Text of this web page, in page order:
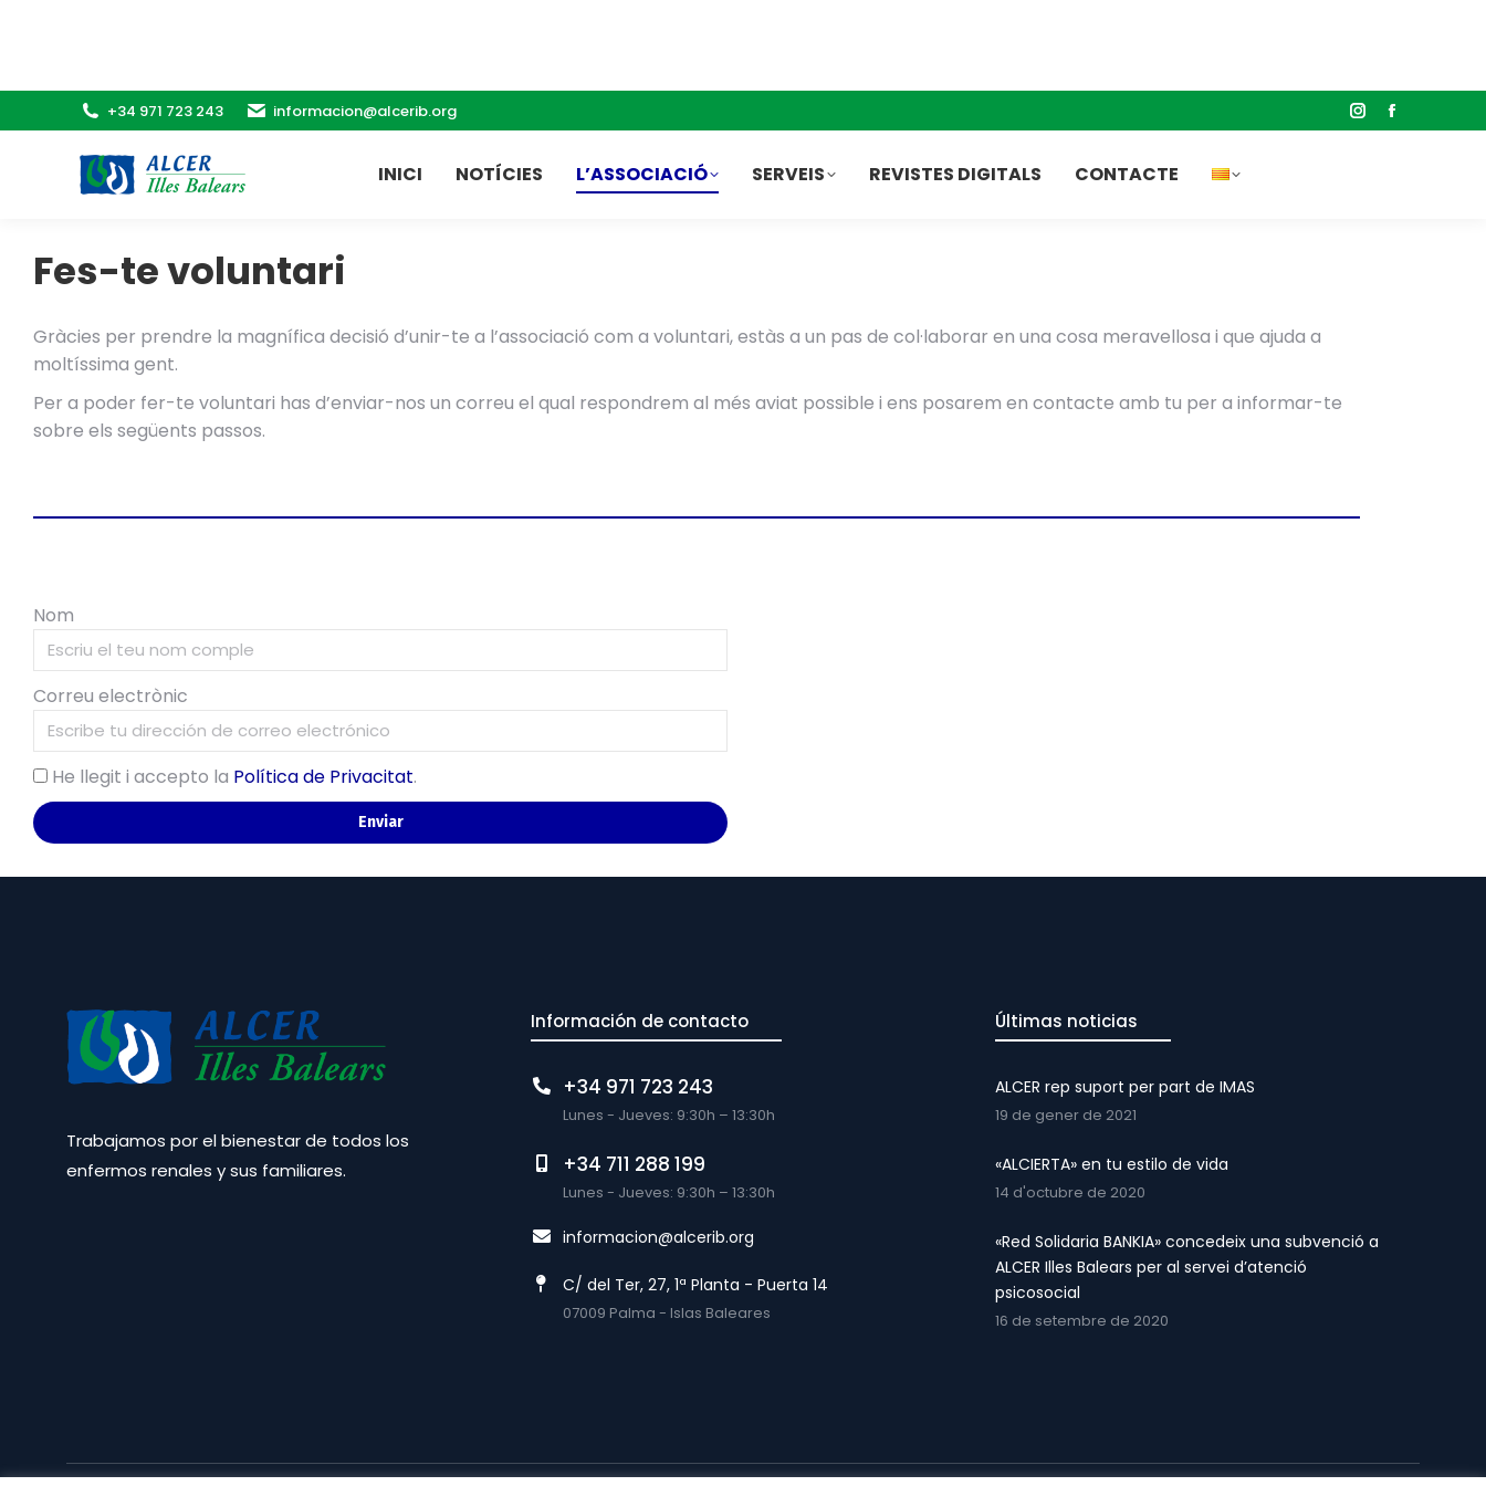
+34 971 723 243 informacion@alcerib.org
INICI NOTÍCIES L’ASSOCIACIÓ SERVEIS REVISTES DIGITALS CONTACTE
Fes-te voluntari
Gràcies per prendre la magnífica decisió d’unir-te a l’associació com a voluntari, estàs a un pas de col·laborar en una cosa meravellosa i que ajuda a
moltíssima gent.
Per a poder fer-te voluntari has d’enviar-nos un correu el qual respondrem al més aviat possible i ens posarem en contacte amb tu per a informar-te
sobre els següents passos.
Nom
Correu electrònic
He llegit i accepto la Política de Privacitat.
Enviar
Trabajamos por el bienestar de todos los
enfermos renales y sus familiares.
Información de contacto
+34 971 723 243
Lunes - Jueves: 9:30h – 13:30h
+34 711 288 199
Lunes - Jueves: 9:30h – 13:30h
informacion@alcerib.org
C/ del Ter, 27, 1ª Planta - Puerta 14
07009 Palma - Islas Baleares
Últimas noticias
ALCER rep suport per part de IMAS
19 de gener de 2021
«ALCIERTA» en tu estilo de vida
14 d'octubre de 2020
«Red Solidaria BANKIA» concedeix una subvenció a
ALCER Illes Balears per al servei d’atenció
psicosocial
16 de setembre de 2020